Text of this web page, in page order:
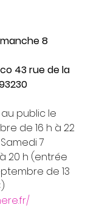
43 rue de la
public le
de 16 h à 22
7
20 h (entrée
de 13